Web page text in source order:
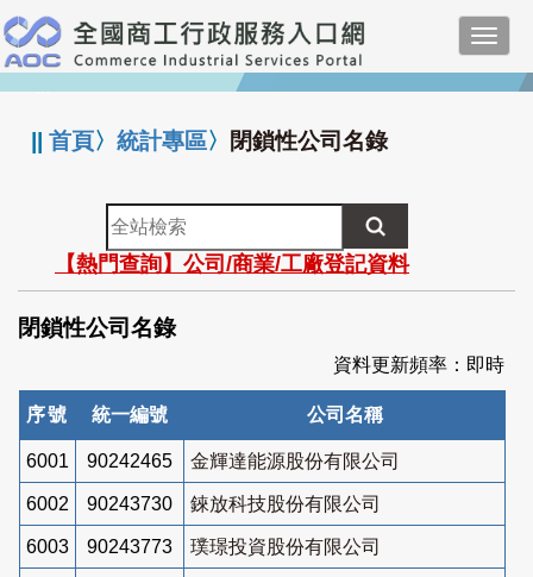
跳
到
主
要
:::
||首頁〉統計專區〉 閉鎖性公司名錄
全
站
檢
索
【熱門查詢】公司/商業/工廠登記資料
閉鎖性公司名錄
資料更新頻率：即時
序號 統一編號 公司名稱
6001 90242465 金輝達能源股份有限公司
6002 90243730 錸放科技股份有限公司
6003 90243773 璞璟投資股份有限公司